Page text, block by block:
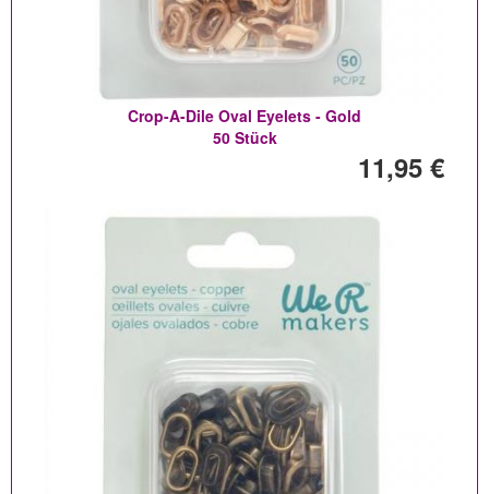
Crop-A-Dile Oval Eyelets - Gold
50 Stück
11,95 €